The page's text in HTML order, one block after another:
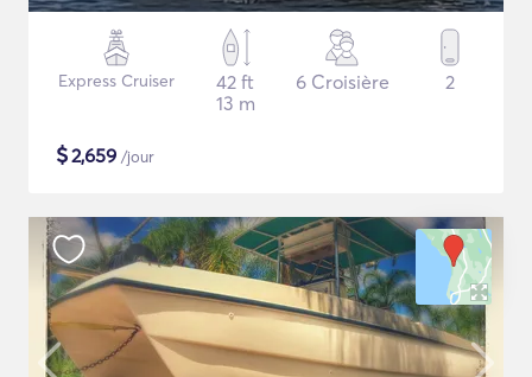
Express Cruiser
42 ft
13 m
6 Croisière 2
$2,659 /jour